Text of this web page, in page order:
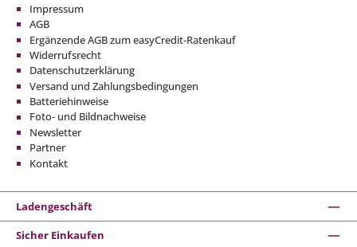
Impressum
AGB
Ergänzende AGB zum easyCredit-Ratenkauf
Widerrufsrecht
Datenschutzerklärung
Versand und Zahlungsbedingungen
Batteriehinweise
Foto- und Bildnachweise
Newsletter
Partner
Kontakt
Ladengeschäft
Sicher Einkaufen